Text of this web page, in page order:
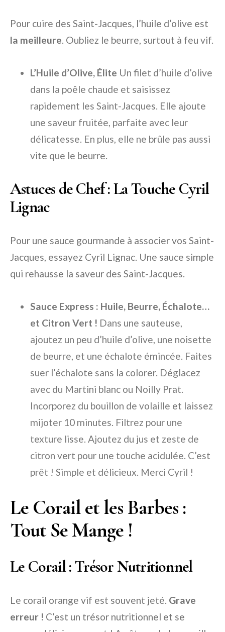
Pour cuire des Saint-Jacques, l’huile d’olive est
la meilleure. Oubliez le beurre, surtout à feu vif.
L’Huile d’Olive, Élite Un filet d’huile d’olive
dans la poêle chaude et saisissez
rapidement les Saint-Jacques. Elle ajoute
une saveur fruitée, parfaite avec leur
délicatesse. En plus, elle ne brûle pas aussi
vite que le beurre.
Astuces de Chef : La Touche Cyril
Lignac
Pour une sauce gourmande à associer vos Saint-
Jacques, essayez Cyril Lignac. Une sauce simple
qui rehausse la saveur des Saint-Jacques.
Sauce Express : Huile, Beurre, Échalote…
et Citron Vert ! Dans une sauteuse,
ajoutez un peu d’huile d’olive, une noisette
de beurre, et une échalote émincée. Faites
suer l’échalote sans la colorer. Déglacez
avec du Martini blanc ou Noilly Prat.
Incorporez du bouillon de volaille et laissez
mijoter 10 minutes. Filtrez pour une
texture lisse. Ajoutez du jus et zeste de
citron vert pour une touche acidulée. C’est
prêt ! Simple et délicieux. Merci Cyril !
Le Corail et les Barbes :
Tout Se Mange !
Le Corail : Trésor Nutritionnel
Le corail orange vif est souvent jeté. Grave
erreur ! C’est un trésor nutritionnel et se